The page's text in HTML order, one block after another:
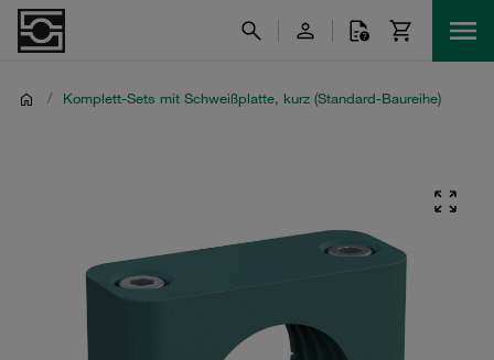
/ Komplett-Sets mit Schweißplatte, kurz (Standard-Baureihe)